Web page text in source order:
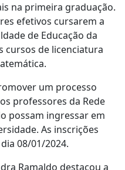
na primeira graduação.
efetivos cursarem a
de Educação da
cursos de licenciatura
um processo
professores da Rede
possam ingressar em
As inscrições
08/01/2024.
Ramaldo destacou a